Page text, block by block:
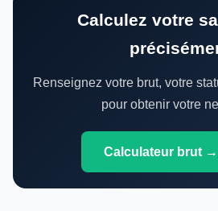
Calculez votre
Renseignez votre brut, votre
pour obtenir votre
Calculateur brut